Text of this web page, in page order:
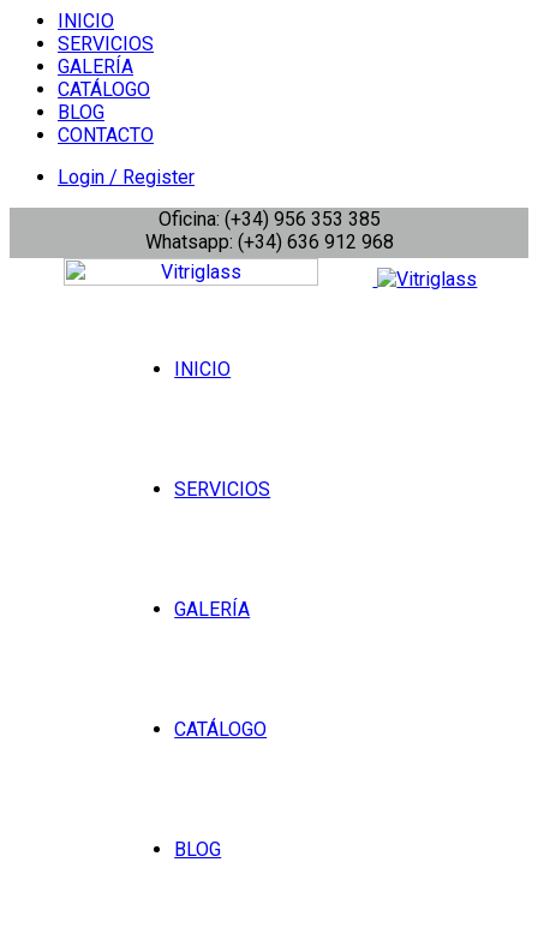
INICIO
SERVICIOS
GALERÍA
CATÁLOGO
BLOG
CONTACTO
Login / Register
Oficina: (+34) 956 353 385
Whatsapp: (+34) 636 912 968
INICIO
SERVICIOS
GALERÍA
CATÁLOGO
BLOG